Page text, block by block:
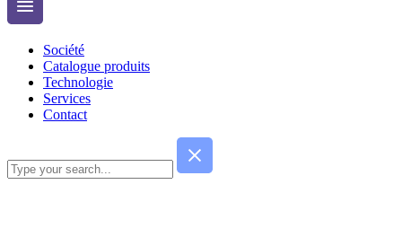
Société
Catalogue produits
Technologie
Services
Contact